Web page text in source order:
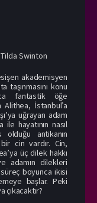
Tilda Swinton
akademisyen
taşınmasını konu
fantastik öğe
Alithea, İstanbul’a
uğrayan adam
hayatının nasıl
olduğu antikanın
cin vardır. Cin,
üç dilek hakkı
adamın dilekleri
boyunca ikisi
başlar. Peki
çıkacaktır?